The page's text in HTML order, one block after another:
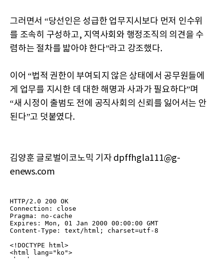
그러면서 “당선인은 성급한 업무지시보다 먼저 인수위
를 조속히 구성하고, 지역사회와 행정조직의 의견을 수
렴하는 절차를 밟아야 한다”라고 강조했다.
이어 “법적 권한이 부여되지 않은 상태에서 공무원들에
게 업무를 지시한 데 대한 해명과 사과가 필요하다”며
“새 시정이 출범도 전에 공직사회의 신뢰를 잃어서는 안
된다”고 덧붙였다.
김양훈 글로벌이코노믹 기자 dpffhgla111@g-
enews.com